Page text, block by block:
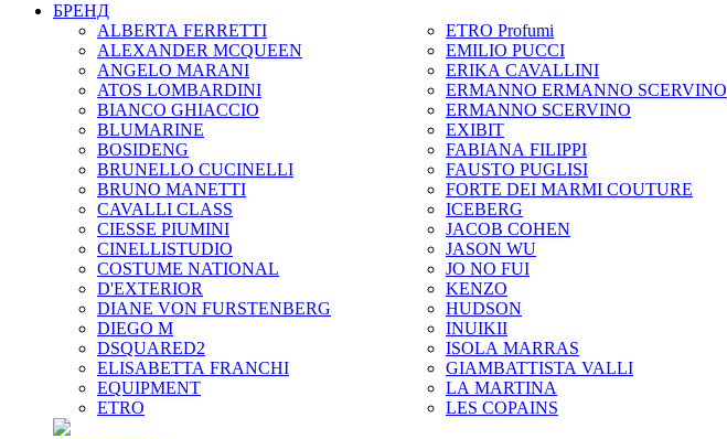
БРЕНД
ALBERTA FERRETTI
ALEXANDER MCQUEEN
ANGELO MARANI
ATOS LOMBARDINI
BIANCO GHIACCIO
BLUMARINE
BOSIDENG
BRUNELLO CUCINELLI
BRUNO MANETTI
CAVALLI CLASS
CIESSE PIUMINI
CINELLISTUDIO
COSTUME NATIONAL
D'EXTERIOR
DIANE VON FURSTENBERG
DIEGO M
DSQUARED2
ELISABETTA FRANCHI
EQUIPMENT
ETRO
ETRO Profumi
EMILIO PUCCI
ERIKA CAVALLINI
ERMANNO ERMANNO SCERVINO
ERMANNO SCERVINO
EXIBIT
FABIANA FILIPPI
FAUSTO PUGLISI
FORTE DEI MARMI COUTURE
ICEBERG
JACOB COHEN
JASON WU
JO NO FUI
KENZO
HUDSON
INUIKII
ISOLA MARRAS
GIAMBATTISTA VALLI
LA MARTINA
LES COPAINS